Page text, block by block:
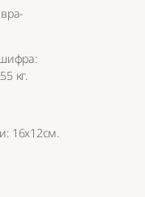
кг.
16х12см.